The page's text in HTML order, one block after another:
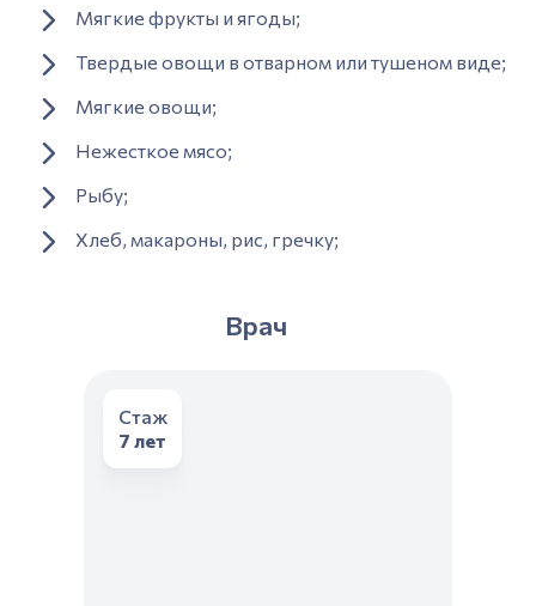
Мягкие фрукты и ягоды;
Твердые овощи в отварном или тушеном виде;
Мягкие овощи;
Нежесткое мясо;
Рыбу;
Хлеб, макароны, рис, гречку;
Врач
Стаж
7 лет